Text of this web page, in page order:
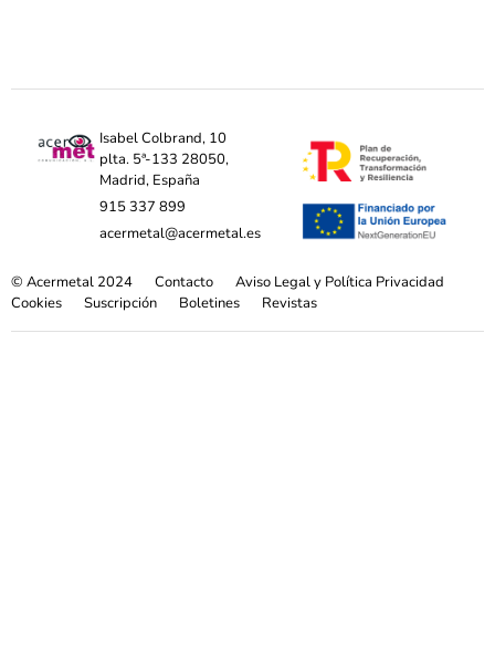
Isabel Colbrand, 10
plta. 5ª-133 28050,
Madrid, España
915 337 899
acermetal@acermetal.es
© Acermetal 2024 Contacto
Aviso Legal y Política Privacidad
Cookies
Suscripción Boletines Revistas